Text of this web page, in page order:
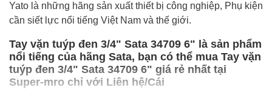
Yato là những hãng sản xuất thiết bị công nghiệp, Phụ kiện
cần siết lực nổi tiếng Việt Nam và thế giới.
Tay vặn tuýp đen 3/4" Sata 34709 6" là sản phẩm
nổi tiếng của hãng Sata, bạn có thể mua Tay vặn
tuýp đen 3/4" Sata 34709 6" giá rẻ nhất tại
Super-mro chỉ với Liên hệ/Cái